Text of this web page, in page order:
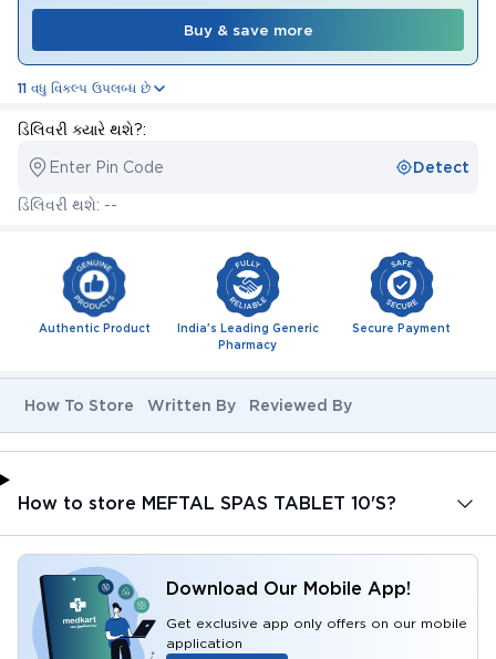
Buy & save more
11 વધુ વિકલ્પ ઉપલબ્ધ છે
ડિલિવરી ક્યારે થશે?:
Enter Pin Code Detect
ડિલિવરી થશે: --
Authentic Product
India's Leading Generic
Pharmacy
Secure Payment
How To Store Written By Reviewed By
How to store MEFTAL SPAS TABLET 10'S?
Download Our Mobile App!
Get exclusive app only offers on our mobile
application